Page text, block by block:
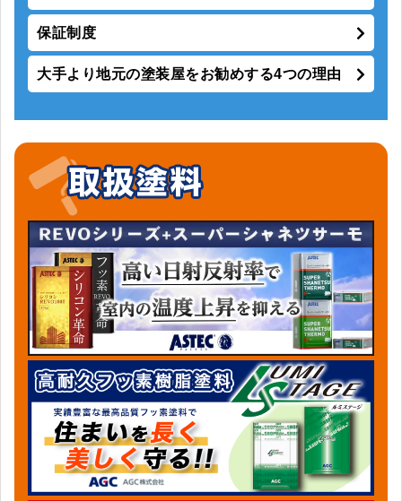
保証制度
大手より地元の塗装屋をお勧めする4つの理由